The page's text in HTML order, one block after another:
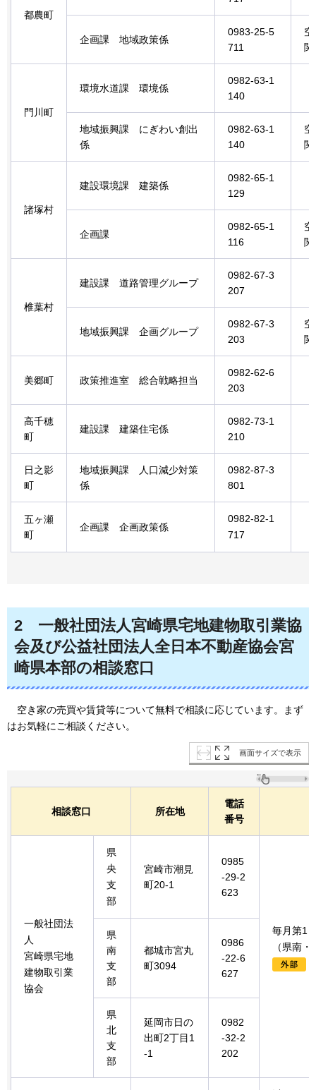
都農町
企画課 地域政策係
0983-25-5
711
門川町
環境水道課 環境係
0982-63-1
140
地域振興課 に ぎわい創出
係
0982-63-1
140
諸塚村
建設環境課 建築係
0982-65-1
129
企画課
0982-65-1
116
椎葉村
建設課 道路管理グループ
0982-67-3
207
地域振興課 企画グループ
0982-67-3
203
美郷町 政策推進室 総合戦略担当
0982-62-6
203
高千穂
町
建設課 建築住宅係
0982-73-1
210
日之影
町
地域振興課 人 口減少対策
係
0982-87-3
801
五ヶ瀬
町
企画課 企画政策係
0982-82-1
717
2 一般社団法人宮崎県宅地建物取引業協
会及び公益社団法人全日本不動産協会宮
崎県本部の相談窓口
空き家の売買や賃貸等について無料で相談に応じています。まず
はお気軽にご相談ください。
画面サイズで表示
相談窓口 所在地
電話
番号
一般社団法
人
宮崎県宅地
建物取引業
協会
県
央
支
部
宮崎市潮見
町20-1
0985
-29-2
623
毎月第1
（県南
県
南
支
部
都城市宮丸
町3094
0986
-22-6
627
県
北
支
部
延岡市日の
出町2丁目1
-1
0982
-32-2
202